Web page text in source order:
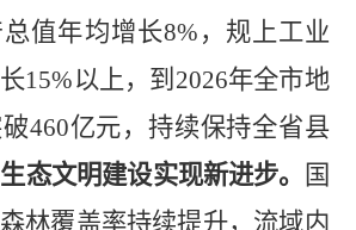
值年均增长8% ，规上工业
15%以上，到 2026年全市地
460亿元，持续保持全省县
生态文明建设实现新进步。
国
林覆盖率持续提升，流域内